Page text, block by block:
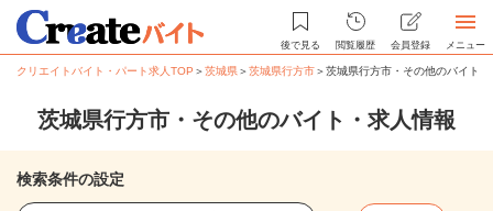
後で見る 閲覧履歴 会員登録 メニュー
クリエイトバイト・パート求人TOP ＞茨城県＞茨城県行方市＞茨城県行方市・その他のバイト
茨城県行方市・その他のバイト・求人情報
検索条件の設定